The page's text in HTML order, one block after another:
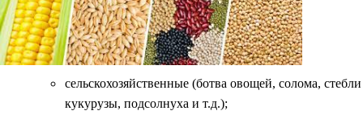
сельскохозяйственные (ботва овощей, солома, стебли
кукурузы, подсолнуха и т.д.);